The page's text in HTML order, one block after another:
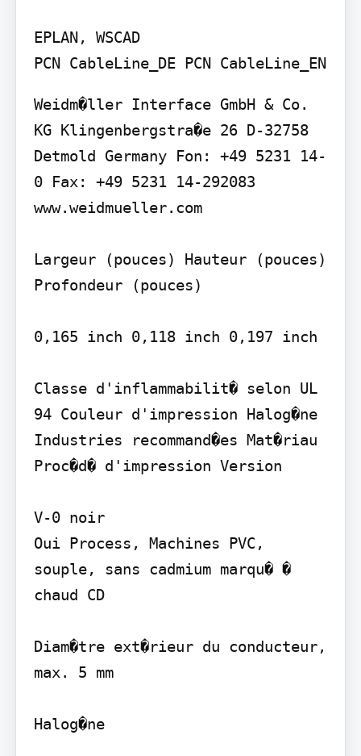
EPLAN, WSCAD
PCN CableLine_DE PCN CableLine_EN
Weidm�ller Interface GmbH & Co.
KG Klingenbergstra�e 26 D-32758
Detmold Germany Fon: +49 5231 14-
0 Fax: +49 5231 14-292083
www.weidmueller.com
Largeur (pouces) Hauteur (pouces)
Profondeur (pouces)
0,165 inch 0,118 inch 0,197 inch
Classe d'inflammabilit� selon UL
94 Couleur d'impression Halog�ne
Industries recommand�es Mat�riau
Proc�d� d'impression Version
V-0 noir
Oui Process, Machines PVC,
souple, sans cadmium marqu� �
chaud CD
Diam�tre ext�rieur du conducteur,
max. 5 mm
Halog�ne